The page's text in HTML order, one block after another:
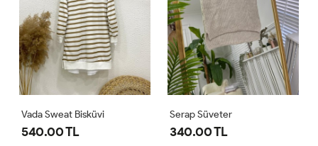
Bisküvi Serap Süveter